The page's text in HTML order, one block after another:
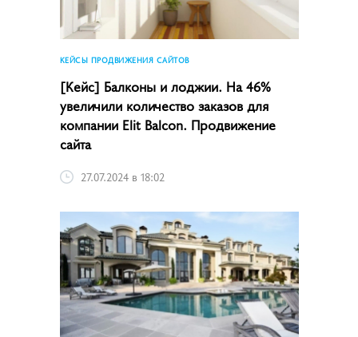
КЕЙСЫ ПРОДВИЖЕНИЯ САЙТОВ
[Кейс] Балконы и лоджии. На 46%
увеличили количество заказов для
компании Elit Balcon. Продвижение
сайта
27.07.2024 в 18:02